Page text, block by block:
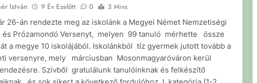
István 9 Év Ezelőtt 0
3 Mins
26-án rendezte meg az iskolánk a Megyei Német Nemzetiségi
és Prózamondó Versenyt, melyen 99 tanuló mérhette össze
a megye 10 iskolájából. Iskolánkból tíz gyermek jutott tovább a
versenyre, mely márciusban Mosonmagyaróváron kerül
Szívből gratulálunk tanulóinknak és felkészítő